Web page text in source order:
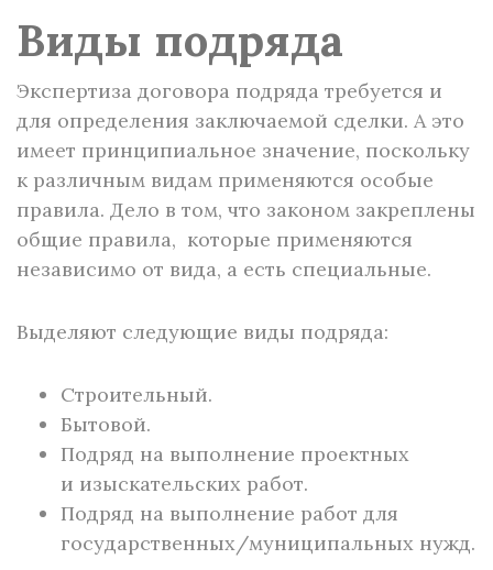
Виды подряда
Экспертиза договора подряда требуется и
для определения заключаемой сделки. А это
имеет принципиальное значение, поскольку
к различным видам применяются особые
правила. Дело в том, что законом закреплены
общие правила, которые применяются
независимо от вида, а есть специальные.
Выделяют следующие виды подряда:
Строительный.
Бытовой.
Подряд на выполнение проектных
и изыскательских работ.
Подряд на выполнение работ для
государственных/муниципальных нужд.